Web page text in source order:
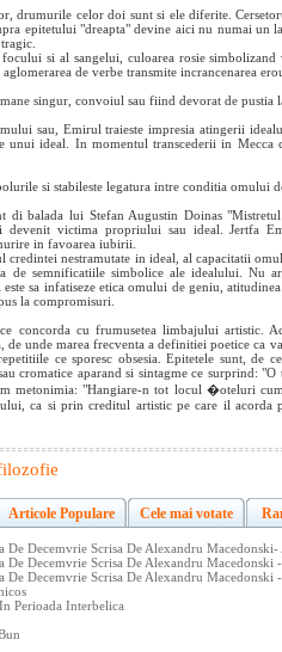
drumurile celor doi sunt si ele diferite.
epitetului "dreapta" devine aici nu numai un
focului si al sangelui, culoarea rosie
de verbe transmite incrancenarea
singur, convoiul sau fiind devorat de pustia
sau, Emirul traieste impresia atingerii
unui ideal. In momentul transcederii in
si stabileste legatura intre conditia omului
di balada lui Stefan Augustin Doinas
devenit victima propriului sau ideal. Jertfa
in favoarea iubirii.
nestramutate in ideal, al capacitatii
de semnificatiile simbolice ale idealului.
este sa infatiseze etica omului de geniu,
la compromisuri.
concorda cu frumusetea limbajului artistic.
unde marea frecventa a definitiei poetice ca
ce sporesc obsesia. Epitetele sunt,
cromatice aparand si sintagme ce surprind:
metonimia: "Hangiare-n tot locul �oteluri
ca si prin creditul artistic pe care il acorda
Articole Populare Cele mai votate
De Decemvrie Scrisa De Alexandru Macedonski-
De Decemvrie Scrisa De Alexandru Macedonski
De Decemvrie Scrisa De Alexandru Macedonski
Perioada Interbelica